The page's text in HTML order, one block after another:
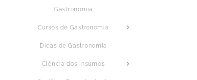
Gastronomia
Cursos de Gastronomia
Dicas de Gastronomia
Ciência dos Insumos